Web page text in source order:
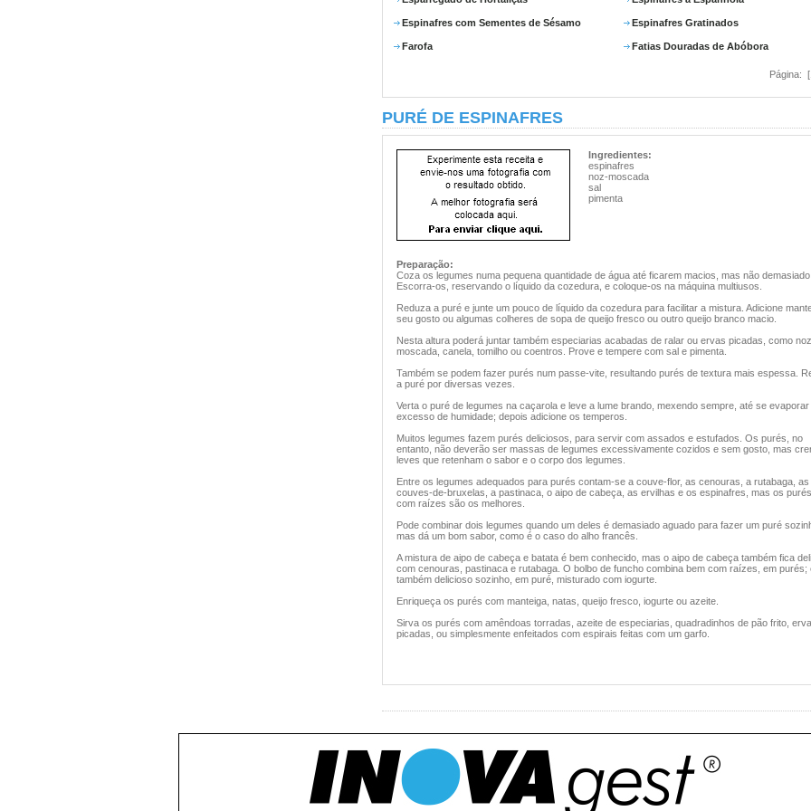
Espinafres com Sementes de Sésamo Espinafres Gratinados
Farofa Fatias Douradas de Abóbora
Página:
PURÉ DE ESPINAFRES
Ingredientes:
espinafres
noz-moscada
sal
pimenta
Preparação:
Coza os legumes numa pequena quantidade de água até ficarem macios, mas não demasiado.
Escorra-os, reservando o líquido da cozedura, e coloque-os na máquina multiusos.
Reduza a puré e junte um pouco de líquido da cozedura para facilitar a mistura. Adicione
seu gosto ou algumas colheres de sopa de queijo fresco ou outro queijo branco macio.
Nesta altura poderá juntar também especiarias acabadas de ralar ou ervas picadas, como
moscada, canela, tomilho ou coentros. Prove e tempere com sal e pimenta.
Também se podem fazer purés num passe-vite, resultando purés de textura mais espessa.
a puré por diversas vezes.
Verta o puré de legumes na caçarola e leve a lume brando, mexendo sempre, até se evaporar
excesso de humidade; depois adicione os temperos.
Muitos legumes fazem purés deliciosos, para servir com assados e estufados. Os purés, no
entanto, não deverão ser massas de legumes excessivamente cozidos e sem gosto, mas
leves que retenham o sabor e o corpo dos legumes.
Entre os legumes adequados para purés contam-se a couve-flor, as cenouras, a rutabaga, as
couves-de-bruxelas, a pastinaca, o aipo de cabeça, as ervilhas e os espinafres, mas os
com raízes são os melhores.
Pode combinar dois legumes quando um deles é demasiado aguado para fazer um puré
mas dá um bom sabor, como é o caso do alho francês.
A mistura de aipo de cabeça e batata é bem conhecido, mas o aipo de cabeça também fica
com cenouras, pastinaca e rutabaga. O bolbo de funcho combina bem com raízes, em purés;
também delicioso sozinho, em puré, misturado com iogurte.
Enriqueça os purés com manteiga, natas, queijo fresco, iogurte ou azeite.
Sirva os purés com amêndoas torradas, azeite de especiarias, quadradinhos de pão frito,
picadas, ou simplesmente enfeitados com espirais feitas com um garfo.